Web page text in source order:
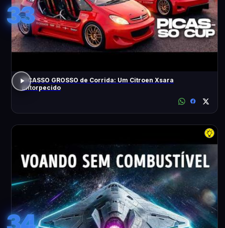
33
PICASSO GROSSO de Corrida: Um Citroen Xsara
Entorpecido